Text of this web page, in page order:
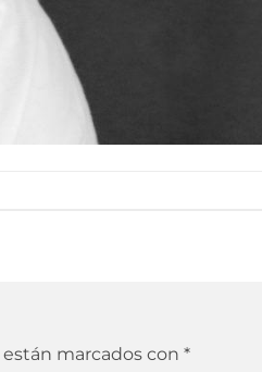
marcados con *